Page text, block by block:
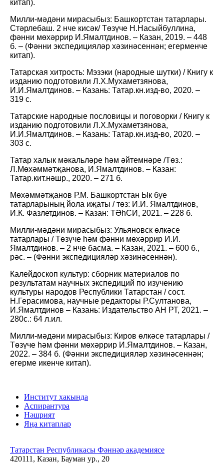
китап).
Милли-мәдәни мирасыбыз: Башкортстан татарлары.
Стәрлебаш. 2 нче кисәк/ Төзүче Н.Насыйбуллина,
фәнни мөхәррир И.Ямалтдинов. – Казан, 2019. – 448
б. – (Фәнни экспедицияләр хәзинәсеннән; егерменче
китап).
Татарская хитрость: Мэзэки (народные шутки) / Книгу к
изданию подготовили Л.Х.Мухаметзянова,
И.И.Ямалтдинов. – Казань: Татар.кн.изд-во, 2020. –
319 с.
Татарские народные пословицы и поговорки / Книгу к
изданию подготовили Л.Х.Мухаметзянова,
И.И.Ямалтдинов. – Казань: Татар.кн.изд-во, 2020. –
303 с.
Татар халык мәкальләре һәм әйтемнәре /Төз.:
Л.Мөхәммәтҗанова, И.Ямалтдинов. – Казан:
Татар.кит.нәшр., 2020. – 271 б.
Мөхәммәтҗанов Р.М. Башкортстан Ык буе
татарларының йола иҗаты / төз: И.И. Ямалтдинов,
И.К. Фазлетдинов. – Казан: ТӘһСИ, 2021. – 228 б.
Милли-мәдәни мирасыбыз: Ульяновск өлкәсе
татарлары / Төзүче һәм фәнни мөхәррир И.И.
Ямалтдинов. – 2 нче басма. – Казан, 2021. – 600 б.,
рәс. – (Фәнни экспедицияләр хәзинәсеннән).
Калейдоскоп культур: сборник материалов по
результатам научных экспедиций по изучению
культуры народов Республики Татарстан / сост.
Н.Герасимова, научные редакторы Р.Султанова,
И.Ямалтдинов ‒ Казань: Издательство АН РТ, 2021. ‒
280с.: 64 л.ил.
Милли-мәдәни мирасыбыз: Киров өлкәсе татарлары /
Төзүче һәм фәнни мөхәррир И.Ямалтдинов. – Казан,
2022. – 384 б. (Фәнни экспедицияләр хәзинәсеннән;
егерме икенче китап).
Институт хакында
Аспирантура
Нәшрият
Яңа китаплар
Татарстан Республикасы Фәннәр академиясе
420111, Казан, Бауман ур., 20